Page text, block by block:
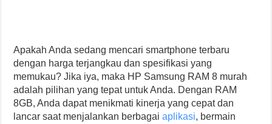
Apakah Anda sedang mencari smartphone terbaru
dengan harga terjangkau dan spesifikasi yang
memukau? Jika iya, maka HP Samsung RAM 8 murah
adalah pilihan yang tepat untuk Anda. Dengan RAM
8GB, Anda dapat menikmati kinerja yang cepat dan
lancar saat menjalankan berbagaiaplikasi, bermain